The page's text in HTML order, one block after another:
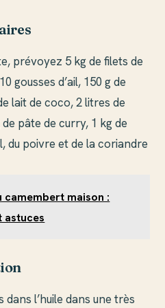
prévoyez 5 kg de filets de
gousses d’ail, 150 g de
lait de coco, 2 litres de
pâte de curry, 1 kg de
du poivre et de la coriandre
camembert maison :
astuces
l’huile dans une très